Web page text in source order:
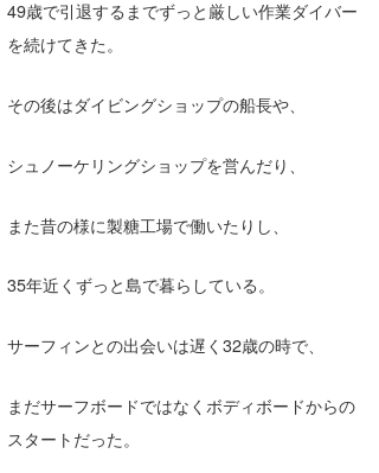
49歳で引退するまでずっと厳しい作業ダイバー
を続けてきた。
その後はダイビングショップの船長や、
シュノーケリングショップを営んだり、
また昔の様に製糖工場で働いたりし、
35年近くずっと島で暮らしている。
サーフィンとの出会いは遅く32歳の時で、
まだサーフボードではなくボディボードからの
スタートだった。
米山予報士
banpaku
Mr.K